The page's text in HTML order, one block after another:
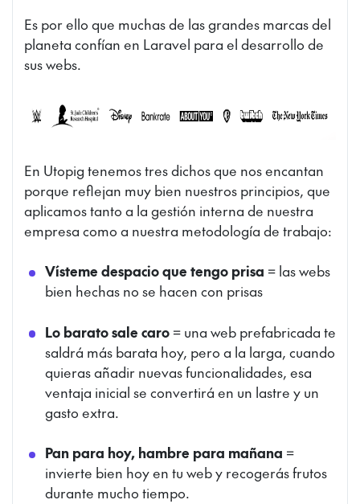
Es por ello que muchas de las grandes marcas del
planeta confían en Laravel para el desarrollo de
sus webs.
En Utopig tenemos tres dichos que nos encantan
porque reflejan muy bien nuestros principios, que
aplicamos tanto a la gestión interna de nuestra
empresa como a nuestra metodología de trabajo:
Vísteme despacio que tengo prisa = las webs
bien hechas no se hacen con prisas
Lo barato sale caro= una web prefabricada te
saldrá más barata hoy, pero a la larga, cuando
quieras añadir nuevas funcionalidades, esa
ventaja inicial se convertirá en un lastre y un
gasto extra.
Pan para hoy, hambre para mañana =
invierte bien hoy en tu web y recogerás frutos
durante mucho tiempo.